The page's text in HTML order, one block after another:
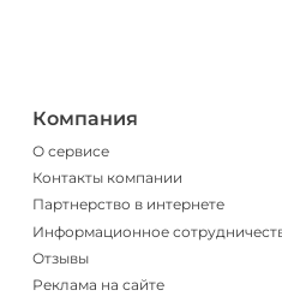
Компания
О сервисе
Контакты компании
Партнерство в интернете
Информационное
Отзывы
Реклама на сайте